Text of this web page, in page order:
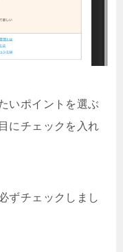
いポイントを選ぶ
にチェックを入れ
ずチェックしまし